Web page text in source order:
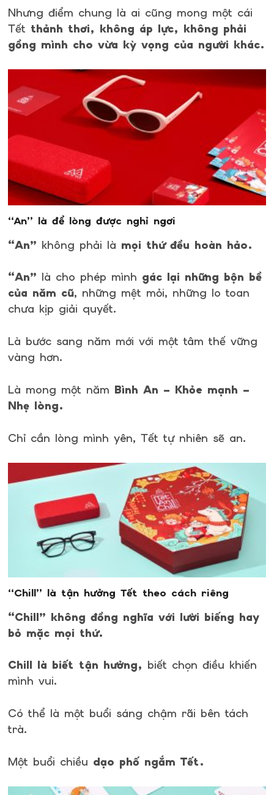
Nhưng điểm chung là ai cũng mong một cái
Tết thảnh thơi, không áp lực, không phải
gồng mình cho vừa kỳ vọng của người khác.
“An” là để lòng được nghỉ ngơi
“An” không phải là mọi thứ đều hoàn hảo.
“An” là cho phép mình gác lại những bộn bề
của năm cũ, những mệt mỏi, những lo toan
chưa kịp giải quyết.
Là bước sang năm mới với một tâm thế vững
vàng hơn.
Là mong một năm Bình An – Khỏe mạnh –
Nhẹ lòng.
Chỉ cần lòng mình yên, Tết tự nhiên sẽ an.
“Chill” là tận hưởng Tết theo cách riêng
“Chill” không đồng nghĩa với lười biếng hay
bỏ mặc mọi thứ.
Chill là biết tận hưởng, biết chọn điều khiến
mình vui.
Có thể là một buổi sáng chậm rãi bên tách
trà.
Một buổi chiều dạo phố ngắm Tết.